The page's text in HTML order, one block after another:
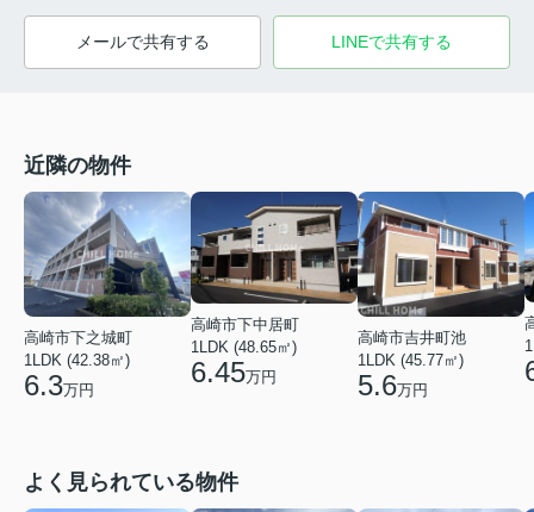
メールで共有する LINEで共有する
近隣の物件
高崎市下之城町
1LDK (42.38㎡)
6.3万円
高崎市下中居町
1LDK (48.65㎡)
6.45万円
高崎市吉井町池
1LDK (45.77㎡)
5.6万円
よく見られている物件